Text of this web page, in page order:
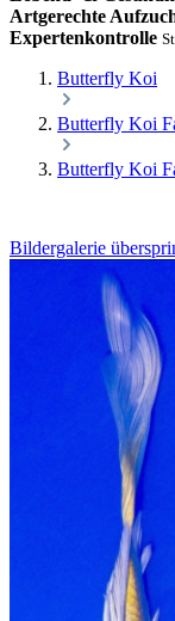
Artgerechte
Expertenkontrolle
Butterfly Koi
Butterfly Koi
Butterfly Koi
Bildergalerie